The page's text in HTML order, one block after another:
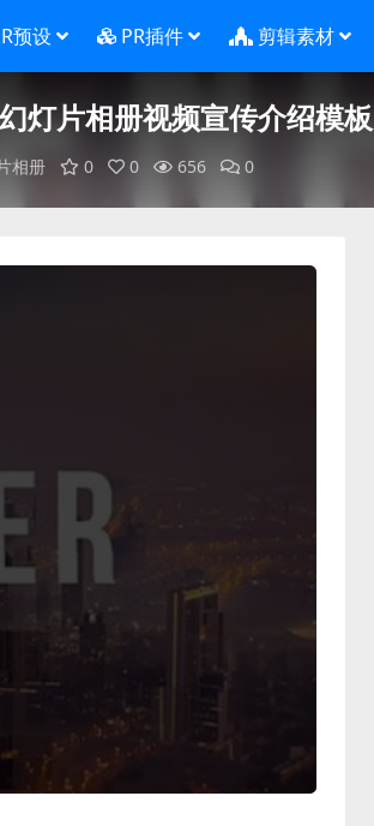
预设 PR插件 剪辑素材
灯片相册视频宣传介绍模板
相册 0 0 656 0